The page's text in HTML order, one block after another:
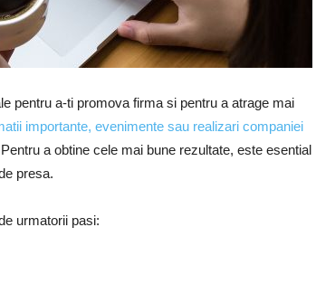
pentru a-ti promova firma si pentru a atrage mai
importante, evenimente sau realizari companiei
a obtine cele mai bune rezultate, este esential
presa.
urmatorii pasi: